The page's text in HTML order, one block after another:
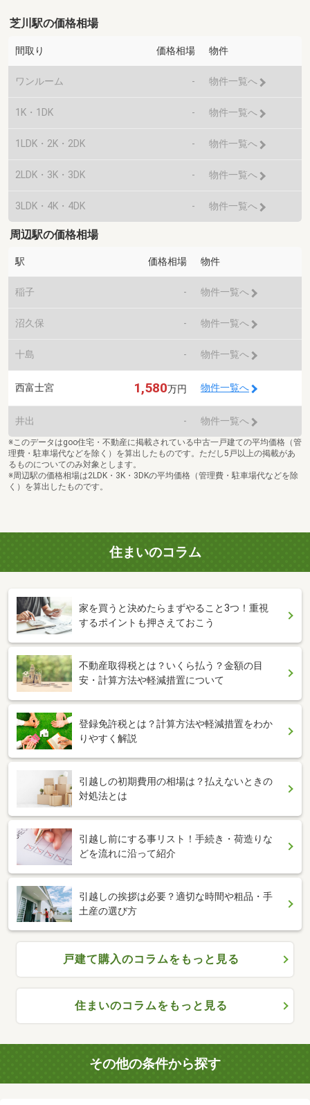
芝川駅の価格相場
間取り 価格相場 物件
ワンルーム - 物件一覧へ
1K・1DK - 物件一覧へ
1LDK・2K・2DK - 物件一覧へ
2LDK・3K・3DK - 物件一覧へ
3LDK・4K・4DK - 物件一覧へ
周辺駅の価格相場
駅 価格相場 物件
稲子 - 物件一覧へ
沼久保 - 物件一覧へ
十島 - 物件一覧へ
西富士宮 1,580万円 物件一覧へ
井出 - 物件一覧へ
※このデータはgoo住宅・不動産に掲載されている中古一戸建ての平均価格（管
理費・駐車場代などを除く）を算出したものです。ただし5戸以上の掲載があ
るものについてのみ対象とします。
※周辺駅の価格相場は2LDK・3K・3DKの平均価格（管理費・駐車場代などを除
く）を算出したものです。
住まいのコラム
家を買うと決めたらまずやること3つ！重視
するポイントも押さえておこう
不動産取得税とは？いくら払う？金額の目
安・計算方法や軽減措置について
登録免許税とは？計算方法や軽減措置をわか
りやすく解説
引越しの初期費用の相場は？払えないときの
対処法とは
引越し前にする事リスト！手続き・荷造りな
どを流れに沿って紹介
引越しの挨拶は必要？適切な時間や粗品・手
土産の選び方
戸建て購入のコラムをもっと見る
住まいのコラムをもっと見る
その他の条件から探す